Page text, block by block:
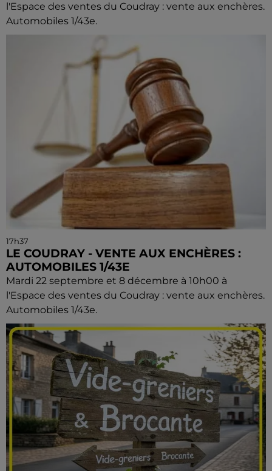
l'Espace des ventes du Coudray : vente aux enchères.
Automobiles 1/43e.
17h37
LE COUDRAY - VENTE AUX ENCHÈRES :
AUTOMOBILES 1/43E
Mardi 22 septembre et 8 décembre à 10h00 à
l'Espace des ventes du Coudray : vente aux enchères.
Automobiles 1/43e.